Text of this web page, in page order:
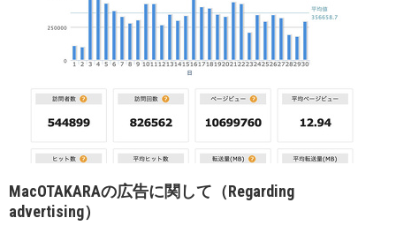
MacOTAKARAの広告に関して（Regarding
advertising）